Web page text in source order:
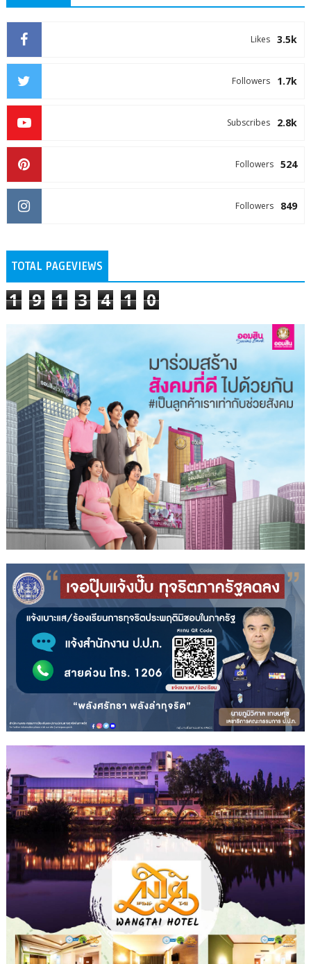
3.5k
Likes
1.7k
Followers
2.8k
Subscribes
524
Followers
849
Followers
TOTAL PAGEVIEWS
1 9 1 3 4 1 0